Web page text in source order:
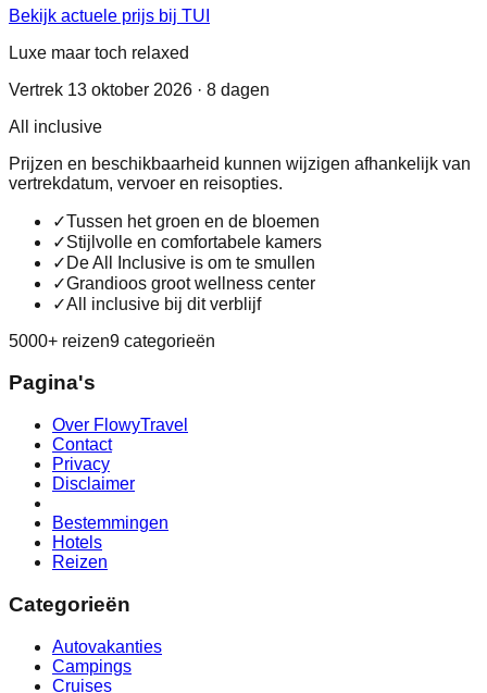
Bekijk actuele prijs bij TUI
Luxe maar toch relaxed
Vertrek 13 oktober 2026 · 8 dagen
All inclusive
Prijzen en beschikbaarheid kunnen wijzigen afhankelijk van
vertrekdatum, vervoer en reisopties.
✓Tussen het groen en de bloemen
✓Stijlvolle en comfortabele kamers
✓ De All Inclusive is om te smullen
✓Grandioos groot wellness center
✓All inclusive bij dit verblijf
5000+ reizen9 categorieën
Pagina's
Over FlowyTravel
Contact
Privacy
Disclaimer
Bestemmingen
Hotels
Reizen
Categorieën
Autovakanties
Campings
Cruises